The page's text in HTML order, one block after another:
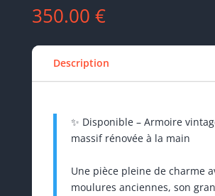
350.00 €
Description
✨ Disponible – Armoire
massif rénovée à la main
Une pièce pleine de charme
moulures anciennes, son